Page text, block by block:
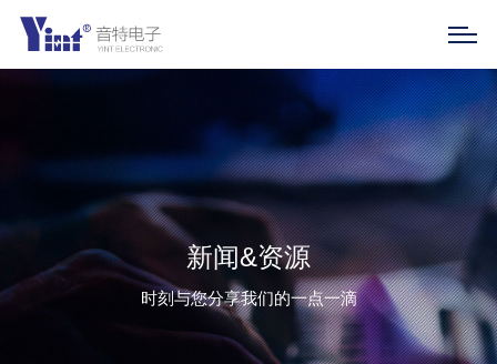
新闻&资源
时刻与您分享我们的一点一滴